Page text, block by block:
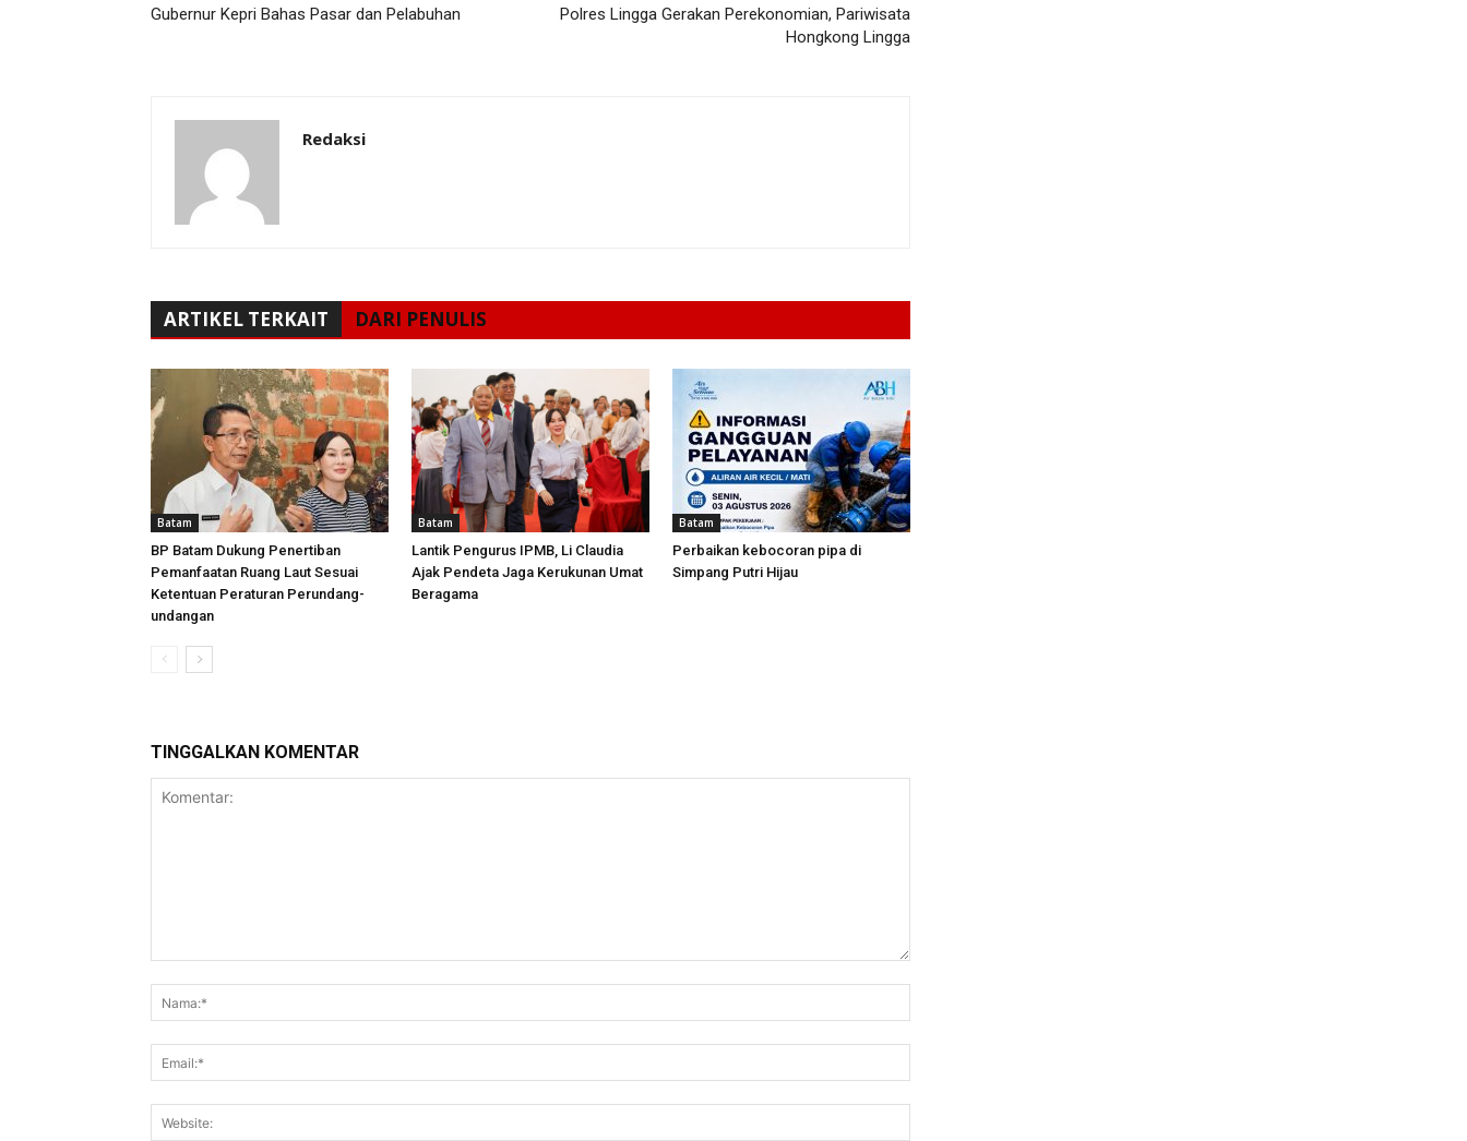
Gubernur Kepri Bahas Pasar dan Pelabuhan
Polres Lingga Gerakan Perekonomian, Pariwisata
Hongkong Lingga
Redaksi
ARTIKEL TERKAIT DARI PENULIS
Batam
BP Batam Dukung Penertiban
Pemanfaatan Ruang Laut Sesuai
Ketentuan Peraturan Perundang-
undangan
Batam
Lantik Pengurus IPMB, Li Claudia
Ajak Pendeta Jaga Kerukunan Umat
Beragama
Batam
Perbaikan kebocoran pipa di
Simpang Putri Hijau
TINGGALKAN KOMENTAR